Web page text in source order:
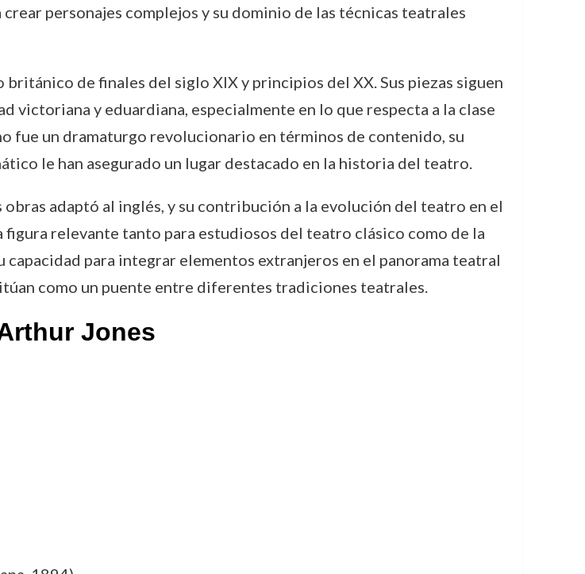
personajes complejos y su dominio de las técnicas teatrales
de finales del siglo XIX y principios del XX. Sus piezas siguen
victoriana y eduardiana, especialmente en lo que respecta a la clase
fue un dramaturgo revolucionario en términos de contenido, su
le han asegurado un lugar destacado en la historia del teatro.
obras adaptó al inglés, y su contribución a la evolución del teatro en el
relevante tanto para estudiosos del teatro clásico como de la
para integrar elementos extranjeros en el panorama teatral
como un puente entre diferentes tradiciones teatrales.
Jones